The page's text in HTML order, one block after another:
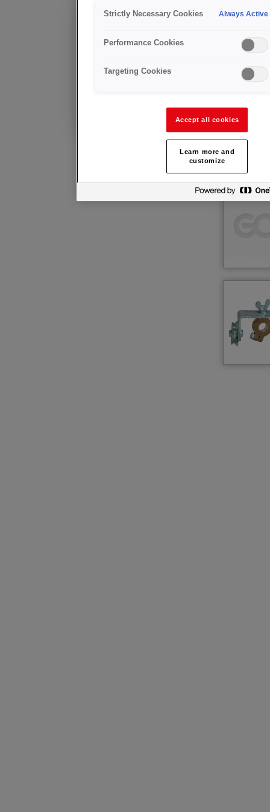
Renseignement
veuillez contacter notre équipe
Déjà client?
GUIDE
code groupe :
Produits
Strictly Necessary Cookies Always Active
Performance Cookies
Targeting Cookies
Accept all cookies
Learn more and
customize